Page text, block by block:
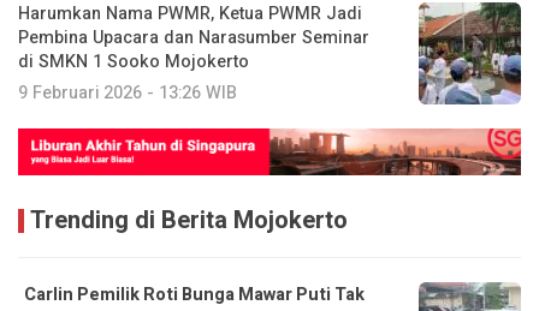
Harumkan Nama PWMR, Ketua PWMR Jadi
Pembina Upacara dan Narasumber Seminar
di SMKN 1 Sooko Mojokerto
9 Februari 2026 - 13:26 WIB
Trending di Berita Mojokerto
Carlin Pemilik Roti Bunga Mawar Puti Tak